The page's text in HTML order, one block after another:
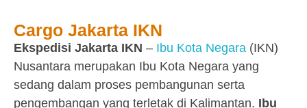
Cargo Jakarta IKN
Ekspedisi Jakarta IKN – Ibu Kota Negara (IKN)
Nusantara merupakan Ibu Kota Negara yang
sedang dalam proses pembangunan serta
pengembangan yang terletak di Kalimantan. Ibu